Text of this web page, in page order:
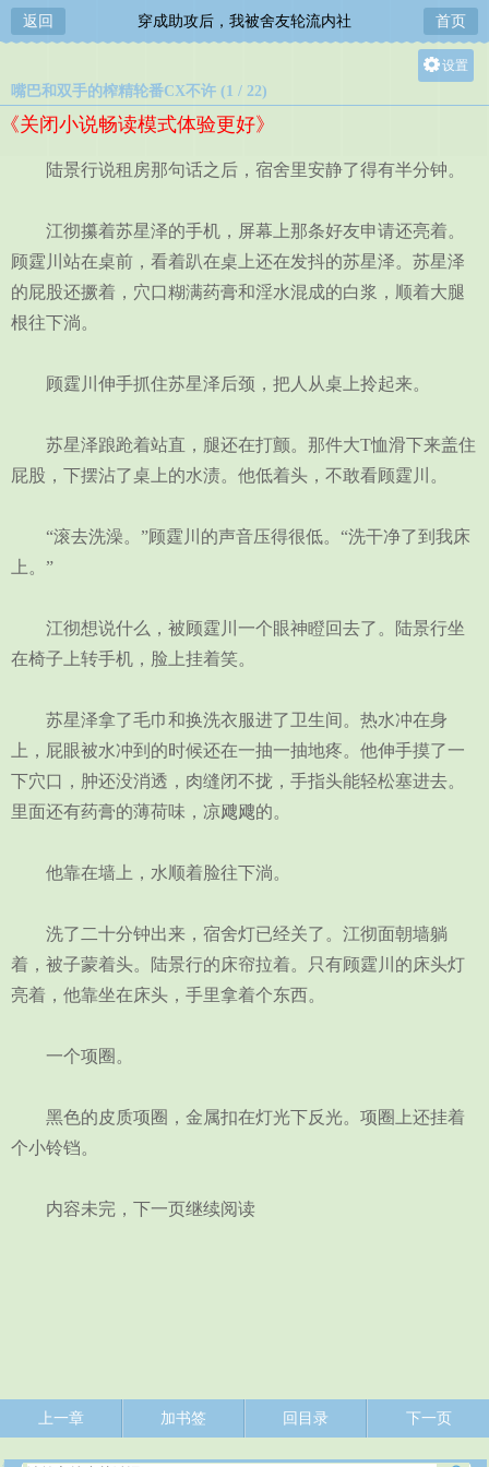
返回 穿成助攻后，我被舍友轮流内社 首页
设置
中
嘴巴和双手的榨精轮番CX不许 (1 / 22)
《关闭小说畅读模式体验更好》
陆景行说租房那句话之后，宿舍里安静了得有半分钟。
江彻攥着苏星泽的手机，屏幕上那条好友申请还亮着。
顾霆川站在桌前，看着趴在桌上还在发抖的苏星泽。苏星泽
的屁股还撅着，穴口糊满药膏和淫水混成的白浆，顺着大腿
根往下淌。
顾霆川伸手抓住苏星泽后颈，把人从桌上拎起来。
苏星泽踉跄着站直，腿还在打颤。那件大T恤滑下来盖住
屁股，下摆沾了桌上的水渍。他低着头，不敢看顾霆川。
“滚去洗澡。”顾霆川的声音压得很低。“洗干净了到我床
上。”
江彻想说什么，被顾霆川一个眼神瞪回去了。陆景行坐
在椅子上转手机，脸上挂着笑。
苏星泽拿了毛巾和换洗衣服进了卫生间。热水冲在身
上，屁眼被水冲到的时候还在一抽一抽地疼。他伸手摸了一
下穴口，肿还没消透，肉缝闭不拢，手指头能轻松塞进去。
里面还有药膏的薄荷味，凉飕飕的。
他靠在墙上，水顺着脸往下淌。
洗了二十分钟出来，宿舍灯已经关了。江彻面朝墙躺
着，被子蒙着头。陆景行的床帘拉着。只有顾霆川的床头灯
亮着，他靠坐在床头，手里拿着个东西。
一个项圈。
黑色的皮质项圈，金属扣在灯光下反光。项圈上还挂着
个小铃铛。
内容未完，下一页继续阅读
上一章 加书签 回目录 下一页